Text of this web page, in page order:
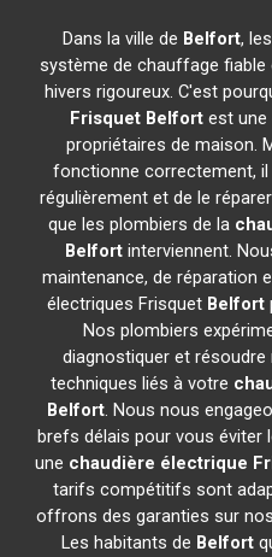
Dans la ville de Belfort,
système de chauffage
hivers rigoureux. C'est
Frisquet Belfort est une
propriétaires de maison.
fonctionne correctement,
régulièrement et de le
que les plombiers de la
Belfortinterviennent.
maintenance, de réparation
électriques Frisquet Belfort
Nos plombiers
diagnostiquer et
techniques liés à votre
Belfort. Nous nous
brefs délais pour vous éviter
une chaudière électrique
tarifs compétitifs sont
offrons des garanties sur
Les habitants de Belfort